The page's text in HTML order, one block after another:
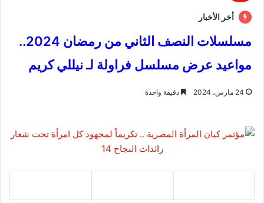
أخر الأخبار
مسلسلات النصف الثاني من رمضان 2024..
مواعيد عرض مسلسل فراولة لـ نيللي كريم
24 مارس، 2024 دقيقة واحدة